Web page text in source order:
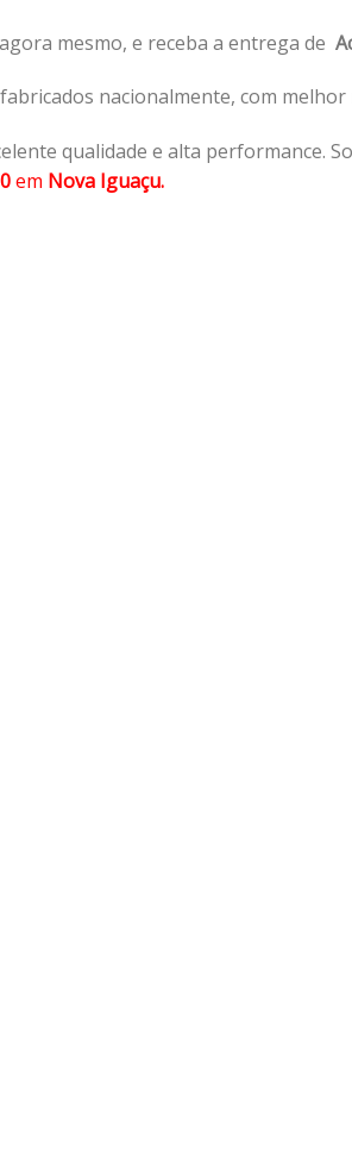
agora mesmo, e receba a entrega de
nacionalmente, com
qualidade e alta performance.
em Nova Iguaçu.